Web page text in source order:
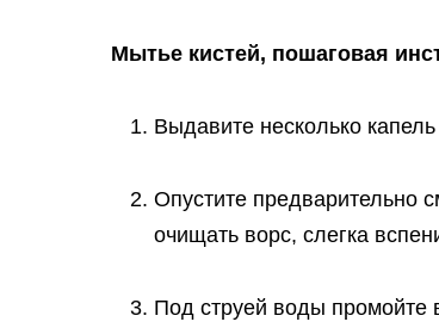
Мытье кистей, пошаговая
Выдавите несколько
Опустите предварительно
очищать ворс, слегка
Под струей воды промойте